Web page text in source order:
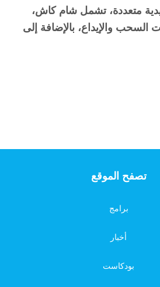
متعددة، تشمل شام كاش،
السحب والإيداع، بالإضافة إلى
تصفح الموقع
برامج
أخبار
بودكاست